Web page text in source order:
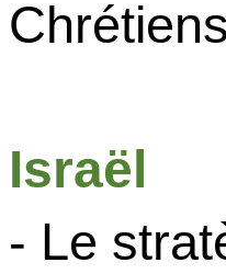
Israël
- Le